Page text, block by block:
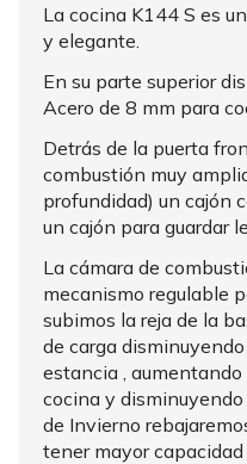
La cocina K144 S es
y elegante.
En su parte superior
Acero de 8 mm para
Detrás de la puerta
combustión muy
profundidad) un cajón
un cajón para guardar
La cámara de
mecanismo regulable
subimos la reja de la
de carga
estancia ,
cocina y
de Invierno
tener mayor capacidad